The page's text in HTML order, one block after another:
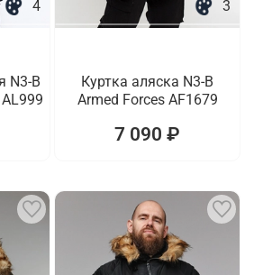
4
N3-B
3
Куртка аляска N3-B
Armed Forces AF1679
7 090 ₽